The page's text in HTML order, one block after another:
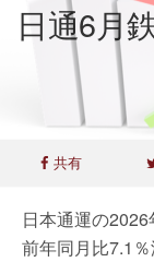
日通6月
共有
日本通運の2026
前年同月比7.1